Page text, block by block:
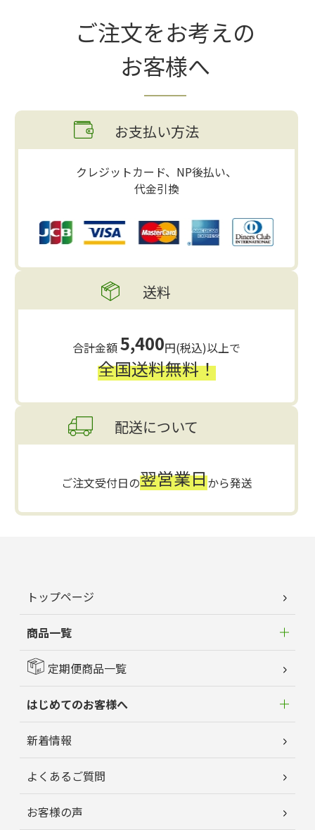
ご注文をお考えの
お客様へ
お支払い方法
クレジットカード、NP後払い、
代金引換
送料
合計金額5,400円(税込)以上で
全国送料無料！
配送について
ご注文受付日の翌営業日から発送
トップページ
商品一覧
定期便商品一覧
はじめてのお客様へ
新着情報
よくあるご質問
お客様の声